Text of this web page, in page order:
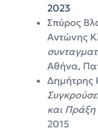
2023
Σπύρος
Αντώνης
Αθήνα,
Δημήτρης
και
2015